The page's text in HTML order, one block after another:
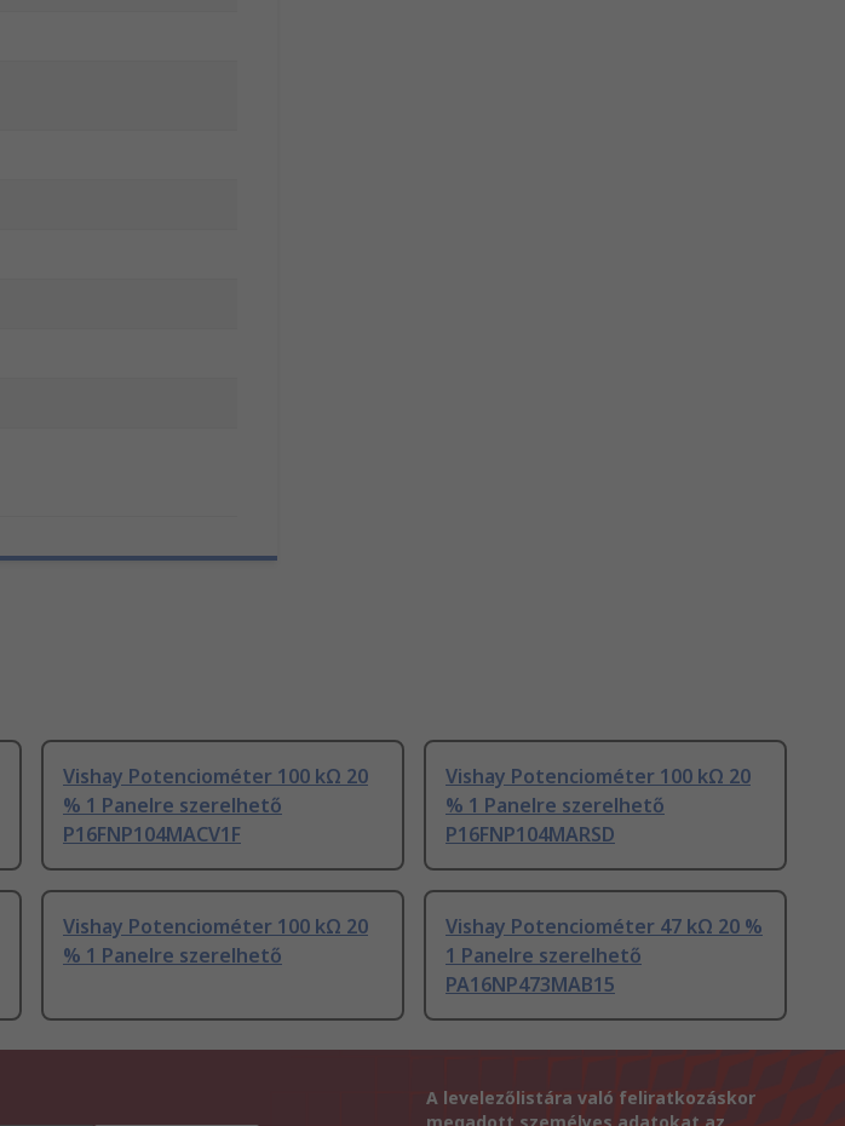
Vishay Potenciométer 100 kΩ 20
% 1 Panelre szerelhető
P16FNP104MACV1F
Vishay Potenciométer 100 kΩ 20
% 1 Panelre szerelhető
P16FNP104MARSD
Vishay Potenciométer 100 kΩ 20
% 1 Panelre szerelhető
Vishay Potenciométer 47 kΩ 20 %
1 Panelre szerelhető
PA16NP473MAB15
A levelezőlistára való feliratkozáskor